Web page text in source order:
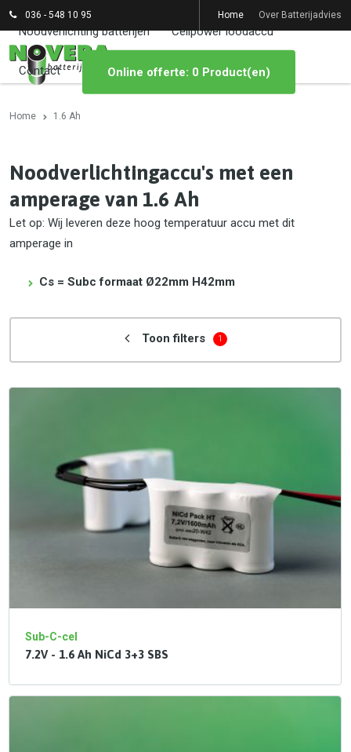
036 - 548 10 95 Home Over Batterijadvies
Noodverlichting batterijen Cellpower loodaccu
Contact Online offerte: 0 Product(en)
Home 1.6 Ah
Noodverlichtingaccu's met een
amperage van 1.6 Ah
Let op: Wij leveren deze hoog temperatuur accu met dit
amperage in
Cs = Subc formaat Ø22mm H42mm
Toon filters 1
Sub-C-cel
7.2V - 1.6 Ah NiCd 3+3 SBS